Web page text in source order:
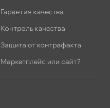
Гарантия качества
Контроль качества
Защита от контрафакта
Маркетплейс или сайт?